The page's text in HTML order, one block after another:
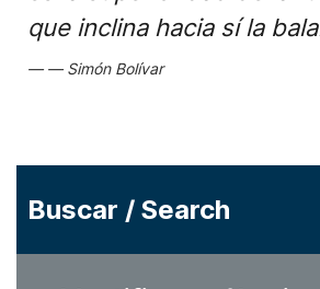
que inclina hacia sí la
Simón Bolívar
Buscar / Search